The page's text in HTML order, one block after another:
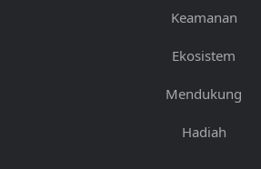
Keamanan
Ekosistem
Mendukung
Hadiah